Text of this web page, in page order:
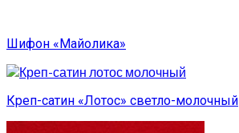
Шифон «Майолика»
Креп-сатин «Лотос» светло-молочный